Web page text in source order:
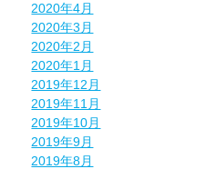
2020年4月
2020年3月
2020年2月
2020年1月
2019年12月
2019年11月
2019年10月
2019年9月
2019年8月